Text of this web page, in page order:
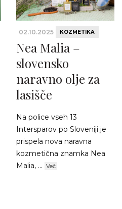
02.10.2025 KOZMETIKA
Nea Malia –
slovensko
naravno olje za
lasišče
Na police vseh 13
Intersparov po Sloveniji je
prispela nova naravna
kozmetična znamka Nea
Malia, ... Več